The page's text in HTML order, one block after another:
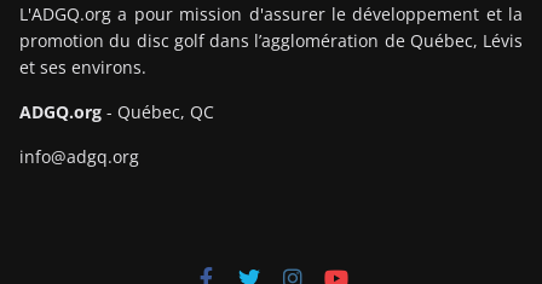
L'ADGQ.org a pour mission d'assurer le développement et la
promotion du disc golf dans l’agglomération de Québec, Lévis
et ses environs.
ADGQ.org - Québec, QC
info@adgq.org